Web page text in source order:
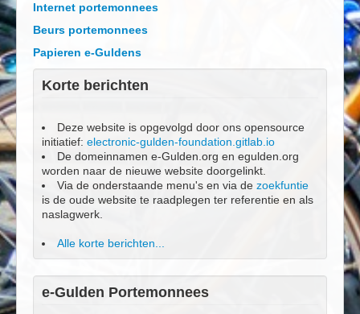
Internet portemonnees
Beurs portemonnees
Papieren e-Guldens
Korte berichten
Deze website is opgevolgd door ons opensource
initiatief: electronic-gulden-foundation.gitlab.io
De domeinnamen e-Gulden.org en egulden.org
worden naar de nieuwe website doorgelinkt.
Via de onderstaande menu's en via de zoekfuntie
is de oude website te raadplegen ter referentie en als
naslagwerk.
Alle korte berichten...
e-Gulden Portemonnees